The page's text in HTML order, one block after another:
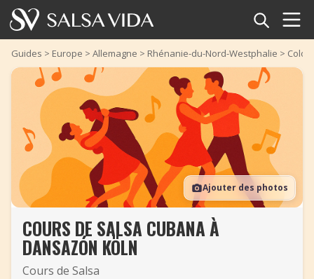
Accueil
Événements
Actualités
Articles
Vidéos
Glossaire
Guides > Europe > Allemagne > Rhénanie-du-Nord-Westphalie >
Ajouter des photos
COURS DE SALSA CUBANA À
DANSAZÓN KÖLN
Cours de Salsa